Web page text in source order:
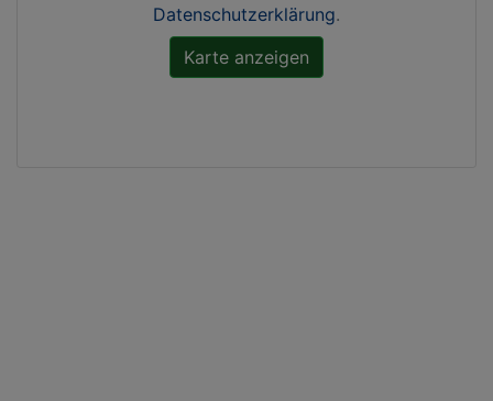
Datenschutzerklärung.